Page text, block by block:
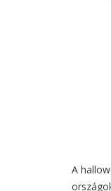
A